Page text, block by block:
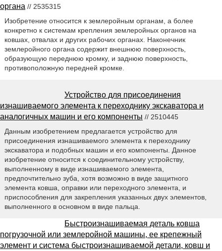
органа // 2535315
Изобретение относится к землеройным органам, а более
конкретно к системам крепления землеройных органов на
ковшах, отвалах и других рабочих органах. Наконечник
землеройного органа содержит внешнюю поверхность,
образующую переднюю кромку, и заднюю поверхность,
противоположную передней кромке.
Устройство для присоединения
изнашиваемого элемента к переходнику экскаватора и
аналогичных машин и его компоненты // 2510445
Данным изобретением предлагается устройство для
присоединения изнашиваемого элемента к переходнику
экскаватора и подобных машин и его компоненты. Данное
изобретение относится к соединительному устройству,
выполненному в виде изнашиваемого элемента,
предпочтительно зуба, хотя возможно в виде защитного
элемента ковша, оправки или переходного элемента, и
приспособления для закрепления указанных двух элементов,
выполненного в основном в виде пальца.
Быстроизнашиваемая деталь ковша
погрузочной или землеройной машины, ее крепежный
элемент и система быстроизнашиваемой детали, ковш и